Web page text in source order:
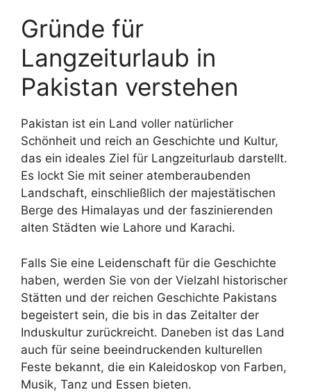
Gründe für
Langzeiturlaub in
Pakistan verstehen
Pakistan ist ein Land voller natürlicher
Schönheit und reich an Geschichte und Kultur,
das ein ideales Ziel für Langzeiturlaub darstellt.
Es lockt Sie mit seiner atemberaubenden
Landschaft, einschließlich der majestätischen
Berge des Himalayas und der faszinierenden
alten Städten wie Lahore und Karachi.
Falls Sie eine Leidenschaft für die Geschichte
haben, werden Sie von der Vielzahl historischer
Stätten und der reichen Geschichte Pakistans
begeistert sein, die bis in das Zeitalter der
Induskultur zurückreicht. Daneben ist das Land
auch für seine beeindruckenden kulturellen
Feste bekannt, die ein Kaleidoskop von Farben,
Musik, Tanz und Essen bieten.